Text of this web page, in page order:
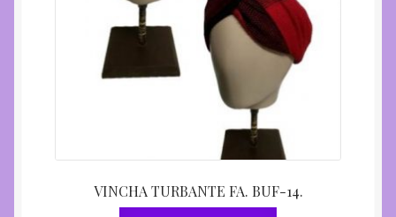
VINCHA TURBANTE FA. BUF-14.